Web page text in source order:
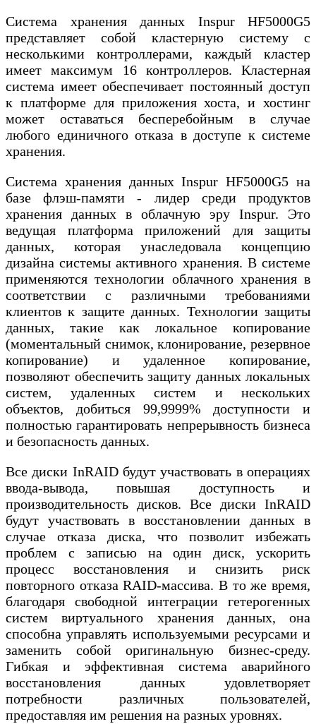
Система хранения данных Inspur HF5000G5
представляет собой кластерную систему с
несколькими контроллерами, каждый кластер
имеет максимум 16 контроллеров. Кластерная
система имеет обеспечивает постоянный доступ
к платформе для приложения хоста, и хостинг
может оставаться бесперебойным в случае
любого единичного отказа в доступе к системе
хранения.
Система хранения данных Inspur HF5000G5 на
базе флэш-памяти - лидер среди продуктов
хранения данных в облачную эру Inspur. Это
ведущая платформа приложений для защиты
данных, которая унаследовала концепцию
дизайна системы активного хранения. В системе
применяются технологии облачного хранения в
соответствии с различными требованиями
клиентов к защите данных. Технологии защиты
данных, такие как локальное копирование
(моментальный снимок, клонирование, резервное
копирование) и удаленное копирование,
позволяют обеспечить защиту данных локальных
систем, удаленных систем и нескольких
объектов, добиться 99,9999% доступности и
полностью гарантировать непрерывность бизнеса
и безопасность данных.
Все диски InRAID будут участвовать в операциях
ввода-вывода, повышая доступность и
производительность дисков. Все диски InRAID
будут участвовать в восстановлении данных в
случае отказа диска, что позволит избежать
проблем с записью на один диск, ускорить
процесс восстановления и снизить риск
повторного отказа RAID-массива. В то же время,
благодаря свободной интеграции гетерогенных
систем виртуального хранения данных, она
способна управлять используемыми ресурсами и
заменить собой оригинальную бизнес-среду.
Гибкая и эффективная система аварийного
восстановления данных удовлетворяет
потребности различных пользователей,
предоставляя им решения на разных уровнях.